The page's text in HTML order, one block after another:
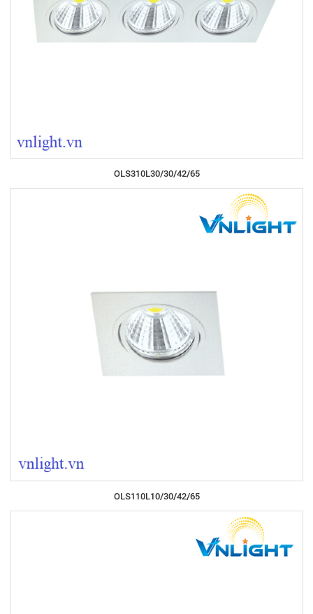
OLS310L30/30/42/65
OLS110L10/30/42/65